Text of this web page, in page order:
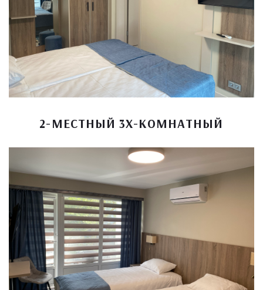
2-МЕСТНЫЙ 3Х-КОМНАТНЫЙ